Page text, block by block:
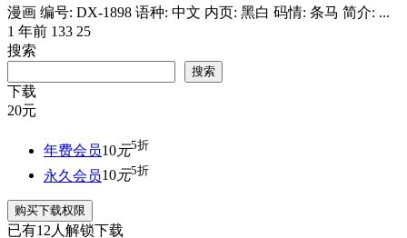
漫画 编号: DX-1898 语种: 中文 内页: 黑白 码情: 条马 简介: ...
1 年前 133 25
搜索
搜索
下载
20元
年费会员10元5折
永久会员10元5折
购买下载权限
已有12人解锁下载